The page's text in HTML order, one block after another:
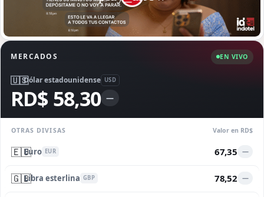
MERCADOS EN VIVO
🇺🇸Dólar estadounidense USD
RD$ 58,30 —
OTRAS DIVISAS Valor en RD$
🇪🇺Euro EUR 67,35 —
🇬🇧Libra esterlina GBP 78,52 —